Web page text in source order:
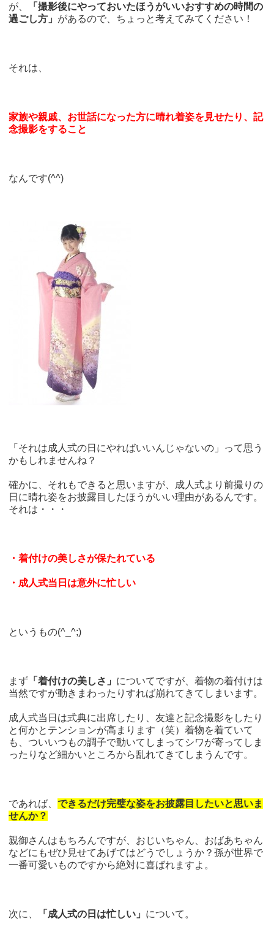
が、
「撮影後にやっておいたほうがいいおすすめの時間の
過ごし方」 があるので、ちょっと考えてみてください！
それは、
家族や親戚、お世話になった方に晴れ着姿を見せたり、記
念撮影をすること
なんです(^^)
「それは成人式の日にやればいいんじゃないの」って思う
かもしれませんね？
確かに、それもできると思いますが、成人式より前撮りの
日に晴れ姿をお披露目したほうがいい理由があるんです。
それは・・・
・着付けの美しさが保たれている
・成人式当日は意外に忙しい
というもの(^_^;)
まず 「着付けの美しさ」 についてですが、着物の着付けは
当然ですが動きまわったりすれば崩れてきてしまいます。
成人式当日は式典に出席したり、友達と記念撮影をしたり
と何かとテンションが高まります（笑）着物を着ていて
も、ついいつもの調子で動いてしまってシワが寄ってしま
ったりなど細かいところから乱れてきてしまうんです。
であれば、できるだけ完璧な姿をお披露目したいと思いま
せんか？
親御さんはもちろんですが、おじいちゃん、おばあちゃん
などにもぜひ見せてあげてはどうでしょうか？孫が世界で
一番可愛いものですから絶対に喜ばれますよ。
次に、 「成人式の日は忙しい」 について。